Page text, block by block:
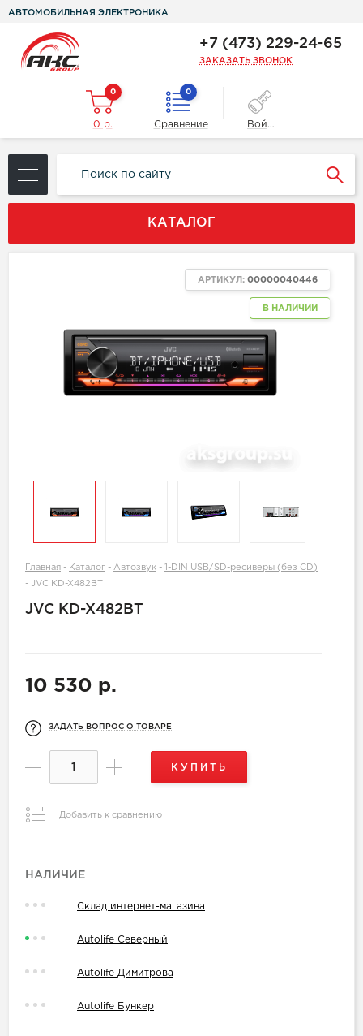
АВТОМОБИЛЬНАЯ ЭЛЕКТРОНИКА
+7 (473) 229-24-65
ЗАКАЗАТЬ ЗВОНОК
0
0 р.
0
Сравнение Войти
КАТАЛОГ
В НАЛИЧИИ
АРТИКУЛ: 00000040446
Главная - Каталог - Автозвук -
1-DIN USB/SD-ресиверы (без CD)
- JVC KD-X482BT
JVC KD-X482BT
10 530 р.
ЗАДАТЬ ВОПРОС О ТОВАРЕ
КУПИТЬ
Добавить к сравнению
НАЛИЧИЕ
Склад интернет-магазина
Autolife Северный
Autolife Димитрова
Autolife Бункер